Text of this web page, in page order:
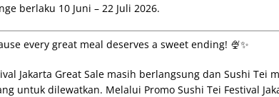
berlaku 10 Juni – 22 Juli 2026.
every great meal deserves a sweet ending! 🍨✨
Jakarta Great Sale masih berlangsung dan Sushi Tei
untuk dilewatkan. Melalui Promo Sushi Tei Festival